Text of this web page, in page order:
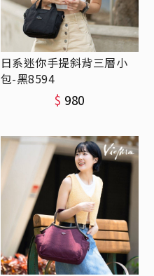
日系迷你手提斜背三層小
包-黑8594
$ 980